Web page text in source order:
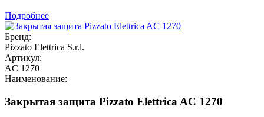
Подробнее
Бренд:
Pizzato Elettrica S.r.l.
Артикул:
AC 1270
Наименование:
Закрытая защита Pizzato Elettrica AC 1270